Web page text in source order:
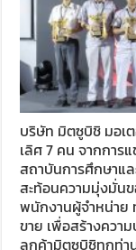
บริษัท มิตซูบิชิ มอเ
เลิศ 7 คน จากกา
สถาบันการศึกษาแ
สะท้อนความมุ่งมั่น
พนักงานผู้จำหน่าย
ขาย เพื่อสร้างควา
ลูกค้ามิตซูบิชิทุกท่า